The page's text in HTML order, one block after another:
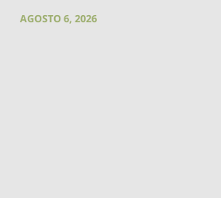
AGOSTO 6, 2026